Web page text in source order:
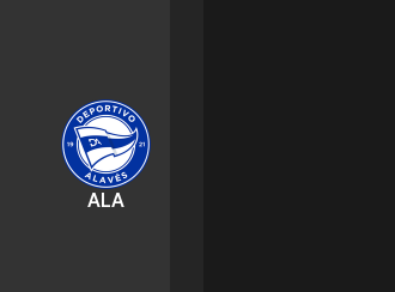
ALA